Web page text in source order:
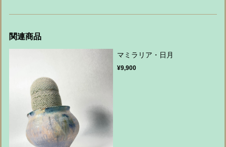
関連商品
マミラリア・日月
¥9,900